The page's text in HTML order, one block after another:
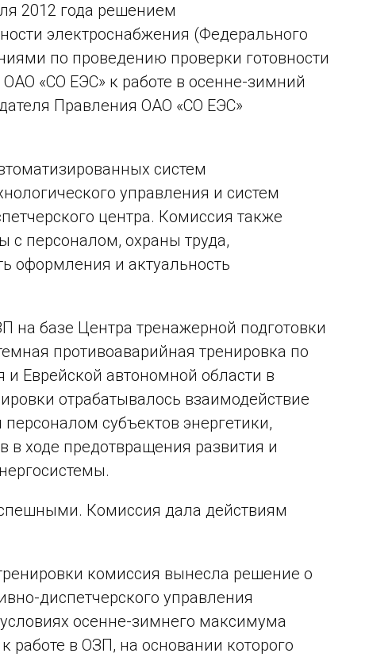
2012 года решением
электроснабжения (Федерального
по проведению проверки готовности
«СО ЕЭС» к работе в осенне-зимний
Правления ОАО «СО ЕЭС»
систем
управления и систем
центра. Комиссия также
с персоналом, охраны труда,
оформления и актуальность
на базе Центра тренажерной подготовки
противоаварийная тренировка по
и Еврейской автономной области в
отрабатывалось взаимодействие
субъектов энергетики,
в ходе предотвращения развития и
Комиссия дала действиям
комиссия вынесла решение о
диспетчерского управления
осенне-зимнего максимума
работе в ОЗП, на основании которого